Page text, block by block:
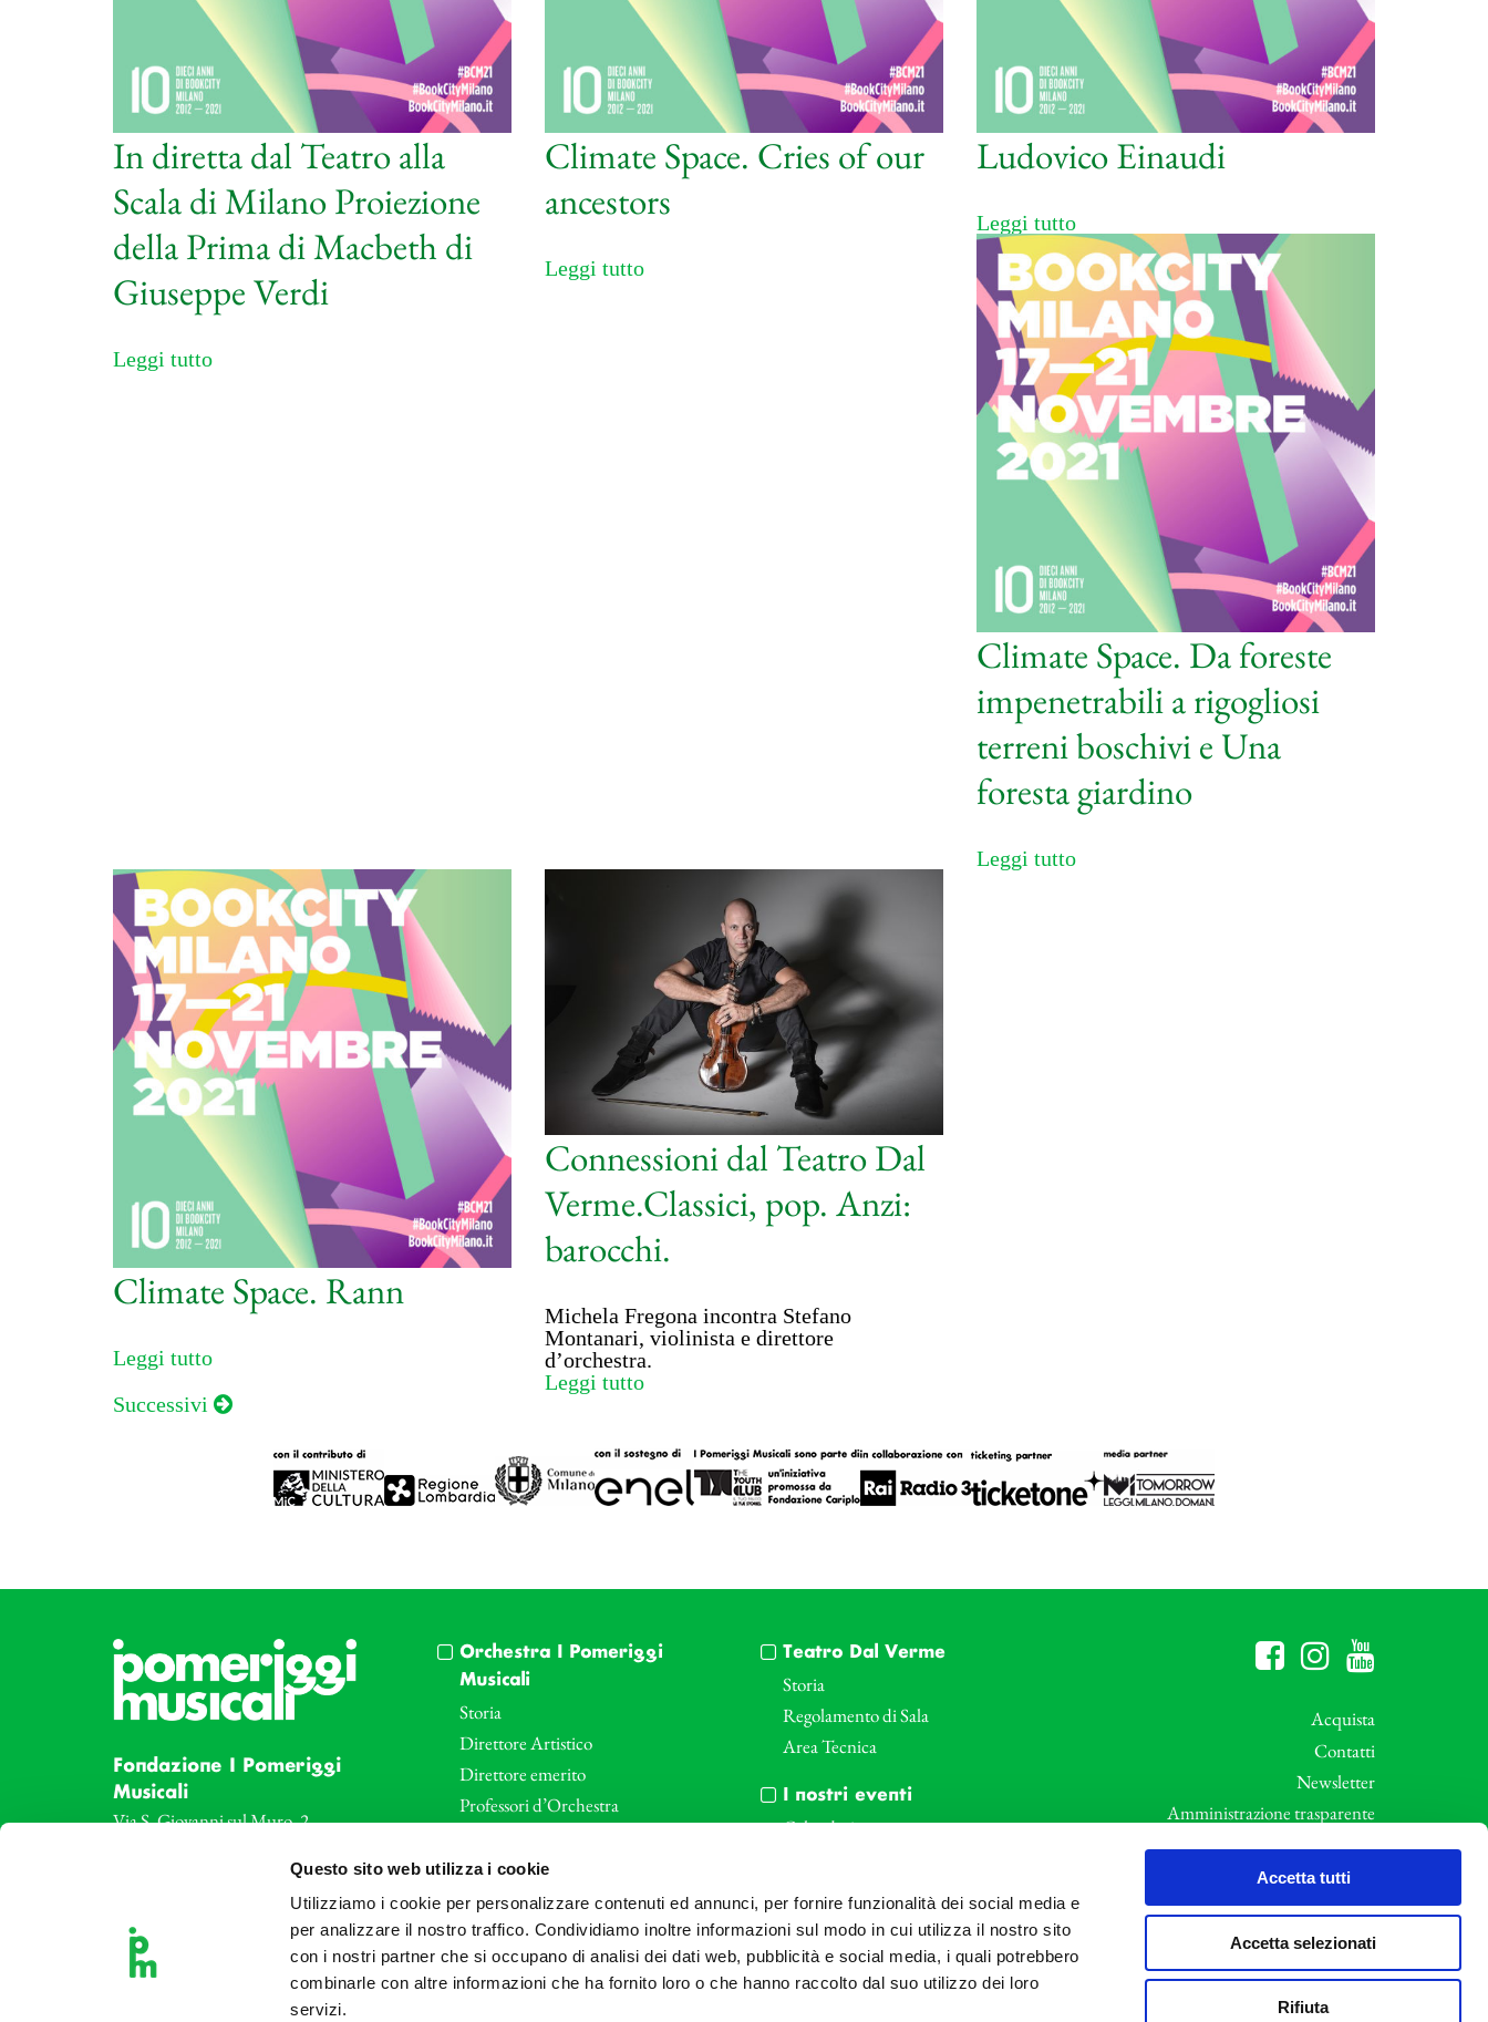
Questo sito web utilizza i cookie
Utilizziamo i cookie per personalizzare contenuti ed annunci, per fornire funzionalità dei social media e
per analizzare il nostro traffico. Condividiamo inoltre informazioni sul modo in cui utilizza il nostro sito
con i nostri partner che si occupano di analisi dei dati web, pubblicità e social media, i quali potrebbero
combinarle con altre informazioni che ha fornito loro o che hanno raccolto dal suo utilizzo dei loro
servizi.
Accetta tutti
Accetta selezionati
Rifiuta
In diretta dal Teatro alla
Scala di Milano Proiezione
della Prima di Macbeth di
Giuseppe Verdi
Leggi tutto
Climate Space. Cries of our
ancestors
Leggi tutto
Ludovico Einaudi
Leggi tutto
Climate Space. Da foreste
impenetrabili a rigogliosi
terreni boschivi e Una
foresta giardino
Leggi tutto
Climate Space. Rann
Leggi tutto
Connessioni dal Teatro Dal
Verme.Classici, pop. Anzi:
barocchi.
Michela Fregona incontra Stefano
Montanari, violinista e direttore
d’orchestra.
Leggi tutto
Navigazione
Successivi
Fondazione I Pomeriggi
Musicali
Via S. Giovanni sul Muro, 2
Tel: +39 02 87905
Teatro Dal Verme
Via S. Giovanni sul Muro, 2
Orchestra I Pomeriggi
Musicali
Storia
Direttore Artistico
Direttore emerito
Professori d’Orchestra
Le sale
Art Bonus
Teatro Dal Verme
Storia
Regolamento di Sala
Area Tecnica
I nostri eventi
Calendario
Biglietteria
Archivio Fotografico
Acquista
Contatti
Newsletter
Amministrazione trasparente
Whistleblowing
Privacy e Cookie Policy
Informative Privacy
Area riservata
Credits